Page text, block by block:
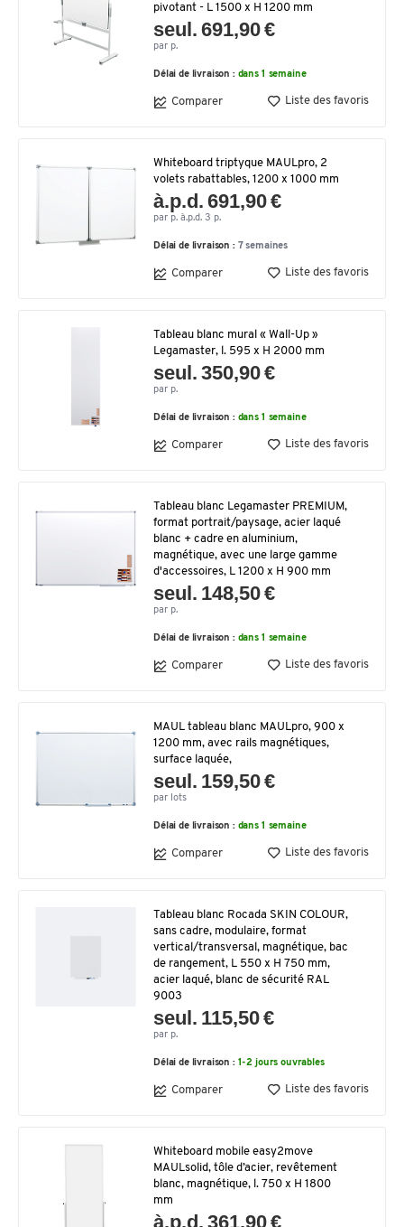
pivotant - L 1500 x H 1200 mm
seul. 691,90 €
par p.
Délai de livraison : dans 1 semaine
Comparer Liste des favoris
Whiteboard triptyque MAULpro, 2
volets rabattables, 1200 x 1000 mm
à.p.d. 691,90 €
par p. à.p.d. 3 p.
Délai de livraison : 7 semaines
Comparer Liste des favoris
Tableau blanc mural « Wall-Up »
Legamaster, l. 595 x H 2000 mm
seul. 350,90 €
par p.
Délai de livraison : dans 1 semaine
Comparer Liste des favoris
Tableau blanc Legamaster PREMIUM,
format portrait/paysage, acier laqué
blanc + cadre en aluminium,
magnétique, avec une large gamme
d'accessoires, L 1200 x H 900 mm
seul. 148,50 €
par p.
Délai de livraison : dans 1 semaine
Comparer Liste des favoris
MAUL tableau blanc MAULpro, 900 x
1200 mm, avec rails magnétiques,
surface laquée,
seul. 159,50 €
par lots
Délai de livraison : dans 1 semaine
Comparer Liste des favoris
Tableau blanc Rocada SKIN COLOUR,
sans cadre, modulaire, format
vertical/transversal, magnétique, bac
de rangement, L 550 x H 750 mm,
acier laqué, blanc de sécurité RAL
9003
seul. 115,50 €
par p.
Délai de livraison : 1-2 jours ouvrables
Comparer Liste des favoris
Whiteboard mobile easy2move
MAULsolid, tôle d’acier, revêtement
blanc, magnétique, l. 750 x H 1800
mm
à.p.d. 361,90 €